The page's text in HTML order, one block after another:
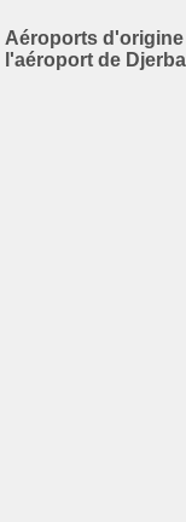
Aéroports
l'aéroport de